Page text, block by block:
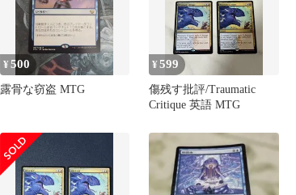
¥500
露骨な窃盗 MTG
¥599
傷残す批評/Traumatic
Critique 英語 MTG